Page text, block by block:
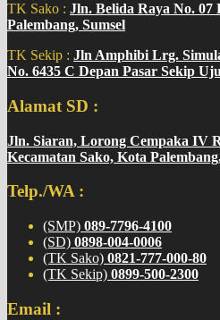
TK Sako : Jln. Belida Raya No. 07
Palembang, Sumsel
TK Sekip : Jln Amphibi Lrg.
No. 6435 C Depan Pasar Sekip
Alamat SD :
Jln. Siaran, Lorong Cempaka IV
Kecamatan Sako, Kota
Telp./WA :
(SMP) 089-7796-4100
(SD) 0898-004-0006
(TK Sako) 0821-777-000-80
(TK Sekip) 0899-500-2300
Email :